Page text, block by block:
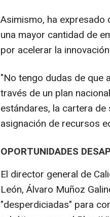
Asimismo, ha
una mayor cantidad de
por acelerar la
"No tengo dudas de que
través de un plan
estándares, la cartera
asignación de recursos
OPORTUNIDADES
El director general de
León, Álvaro Muñoz
"desperdiciadas" para